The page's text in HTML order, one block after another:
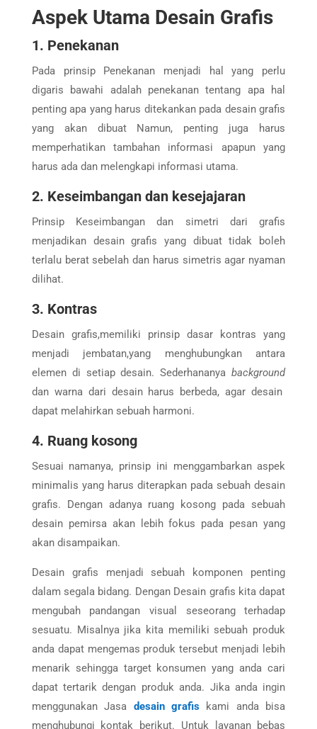
Aspek Utama Desain Grafis
1. Penekanan
Pada prinsip Penekanan menjadi hal yang perlu
digaris bawahi adalah penekanan tentang apa hal
penting apa yang harus ditekankan pada desain grafis
yang akan dibuat Namun, penting juga harus
memperhatikan tambahan informasi apapun yang
harus ada dan melengkapi informasi utama.
2. Keseimbangan dan kesejajaran
Prinsip Keseimbangan dan simetri dari grafis
menjadikan desain grafis yang dibuat tidak boleh
terlalu berat sebelah dan harus simetris agar nyaman
dilihat.
3. Kontras
Desain grafis,memiliki prinsip dasar kontras yang
menjadi jembatan,yang menghubungkan antara
elemen di setiap desain. Sederhananyabackground
dan warna dari desain harus berbeda, agar desain
dapat melahirkan sebuah harmoni.
4. Ruang kosong
Sesuai namanya, prinsip ini menggambarkan aspek
minimalis yang harus diterapkan pada sebuah desain
grafis. Dengan adanya ruang kosong pada sebuah
desain pemirsa akan lebih fokus pada pesan yang
akan disampaikan.
Desain grafis menjadi sebuah komponen penting
dalam segala bidang. Dengan Desain grafis kita dapat
mengubah pandangan visual seseorang terhadap
sesuatu. Misalnya jika kita memiliki sebuah produk
anda dapat mengemas produk tersebut menjadi lebih
menarik sehingga target konsumen yang anda cari
dapat tertarik dengan produk anda. Jika anda ingin
menggunakan Jasa desain grafis kami anda bisa
menghubungi kontak berikut. Untuk layanan bebas